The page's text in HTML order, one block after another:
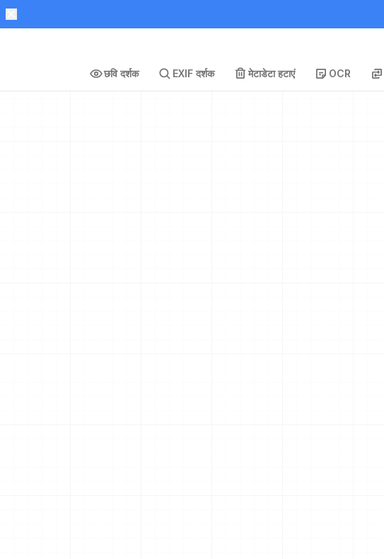
छवि दर्शक EXIF दर्शक मेटाडेटा हटाएं OCR